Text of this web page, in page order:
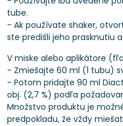
tube.
- Ak používate shaker,
ste predišli jeho prasknutiu
V miske alebo aplikátore
- Zmiešajte 60 ml (1 tubu)
- Potom pridajte 90 ml
obj. (2,7 %) podľa
Množstvo produktu je
predpokladu, že vždy